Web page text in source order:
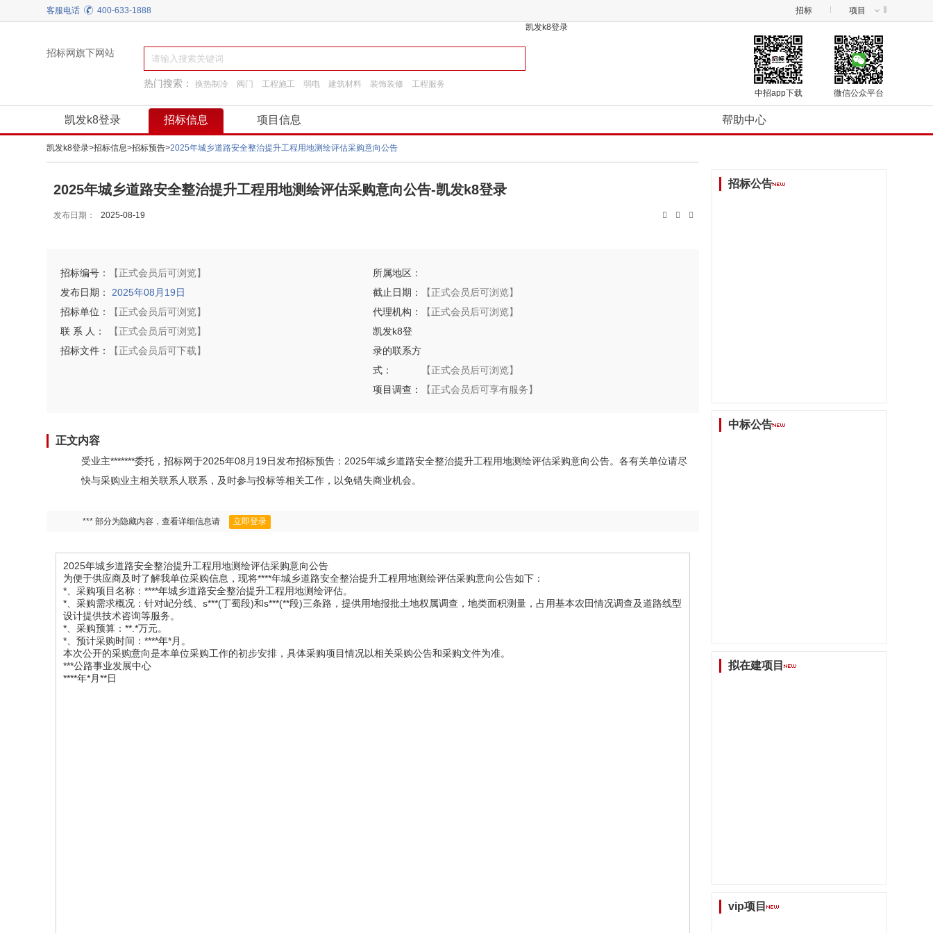
客服电话 400-633-1888 招标
项目
凯发k8登录
招标网旗下网站
热门搜索： 换热制冷 阀门 工程施工 弱电 建筑材料 装饰装修
工程服务
微信公众平台
中招app下载
凯发k8登录 招标信息 项目信息 帮助中心
凯发k8登录>招标信息>招标预告>2025年城乡道路安全整治提升工程用地测绘评估采购意向公告
2025年城乡道路安全整治提升工程用地测绘评估采购意向公告-凯发k8登录
发布日期： 2025-08-19 


招标编号：
【正式会员后可浏览】
发布日期：
2025年08月19日
招标单位：
【正式会员后可浏览】
联 系 人：
【正式会员后可浏览】
招标文件：
【正式会员后可下载】
所属地区：
截止日期：
【正式会员后可浏览】
代理机构：
【正式会员后可浏览】
凯发k8登
录的联系方
式：
【正式会员后可浏览】
项目调查：
【正式会员后可享有服务】
正文内容
受业主*******委托，招标网于2025年08月19日发布招标预告：2025年城乡道路安全整治提升工程用地测绘评估采购意向公告。各有关单位请尽
快与采购业主相关联系人联系，及时参与投标等相关工作，以免错失商业机会。
*** 部分为隐藏内容，查看详细信息请 立即登录
2025年城乡道路安全整治提升工程用地测绘评估采购意向公告
为便于供应商及时了解我单位采购信息，现将****年城乡道路安全整治提升工程用地测绘评估采购意向公告如下：
*、采购项目名称：****年城乡道路安全整治提升工程用地测绘评估。
*、采购需求概况：针对屺分线、s***(丁蜀段)和s***(**段)三条路，提供用地报批土地权属调查，地类面积测量，占用基本农田情况调查及道路线型
设计提供技术咨询等服务。
*、采购预算：**.*万元。
*、预计采购时间：****年*月。
本次公开的采购意向是本单位采购工作的初步安排，具体采购项目情况以相关采购公告和采购文件为准。
***公路事业发展中心
****年*月**日
招标公告
中标公告
拟在建项目
vip项目